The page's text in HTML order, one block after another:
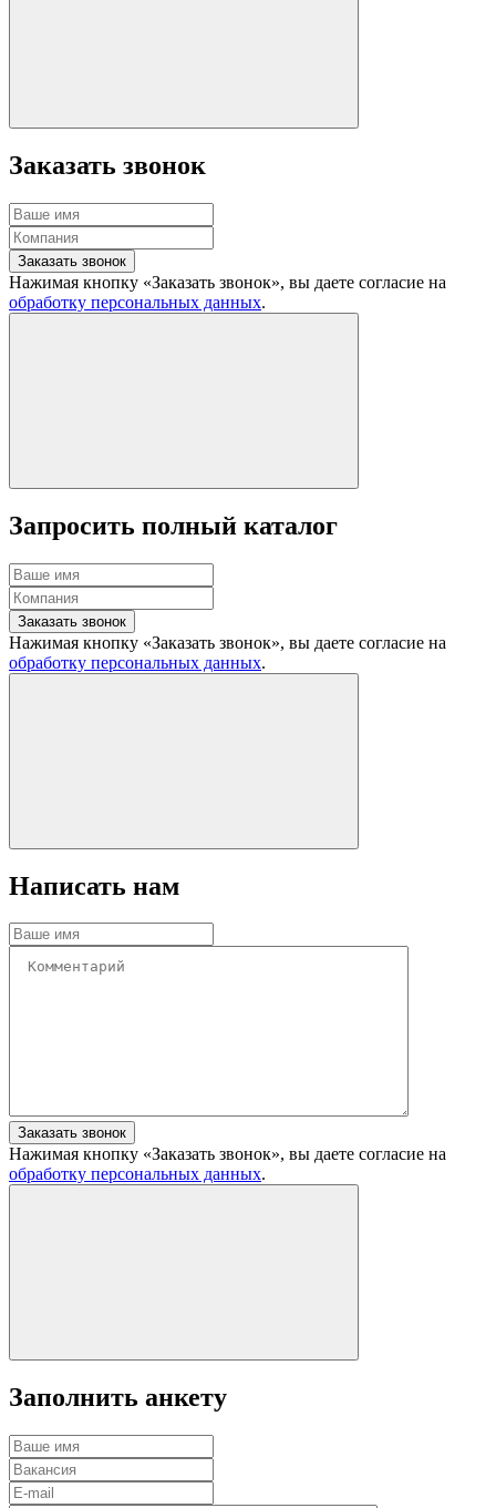
Заказать звонок
Заказать звонок
Нажимая кнопку «Заказать звонок», вы даете согласие на
обработку персональных данных.
Запросить полный каталог
Заказать звонок
Нажимая кнопку «Заказать звонок», вы даете согласие на
обработку персональных данных.
Написать нам
Заказать звонок
Нажимая кнопку «Заказать звонок», вы даете согласие на
обработку персональных данных.
Заполнить анкету